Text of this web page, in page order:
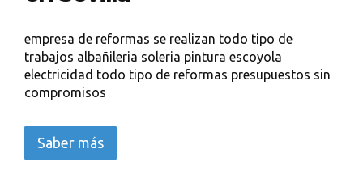
empresa de reformas se realizan todo tipo de
trabajos albañileria soleria pintura escoyola
electricidad todo tipo de reformas presupuestos sin
compromisos
Saber más